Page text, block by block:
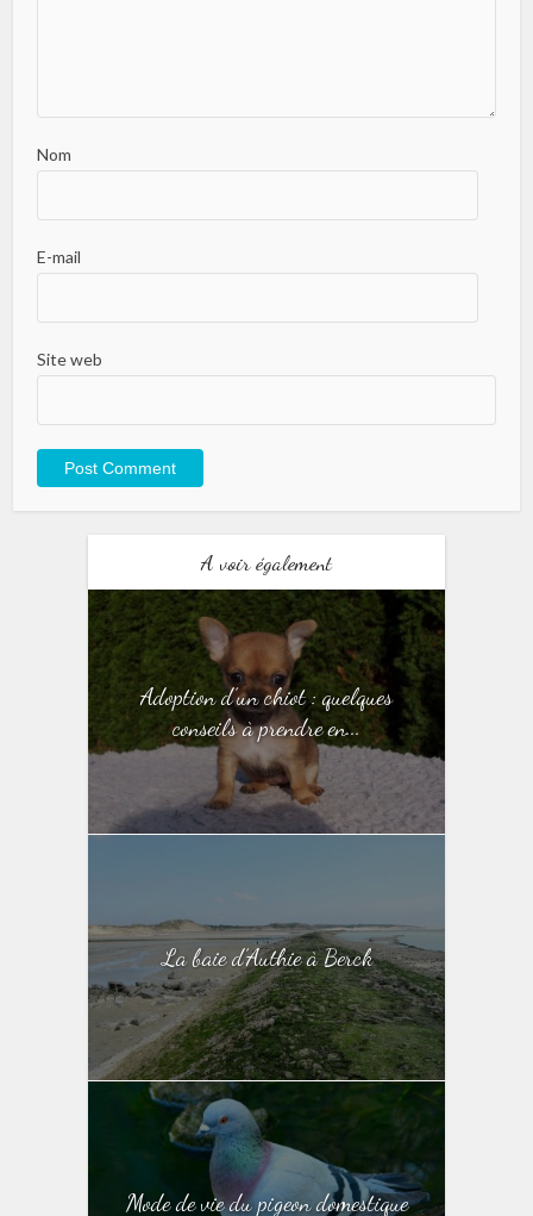
Nom
E-mail
Site web
A voir également
Adoption d’un chiot : quelques
conseils à prendre en...
La baie d’Authie à Berck
Mode de vie du pigeon domestique